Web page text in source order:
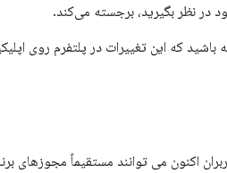
در نظر بگیرید، برجسته می‌کند.
باشید که این تغییرات در پلتفرم روی
اکنون می توانند مستقیماً مجوزهای